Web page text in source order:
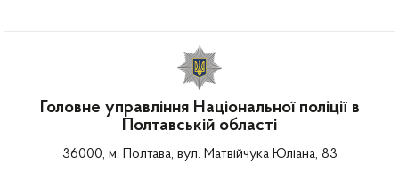
Головне управління Національної поліції в
Полтавській області
36000, м. Полтава, вул. Матвійчука Юліана, 83